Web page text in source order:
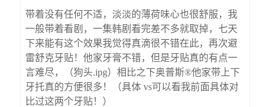
带着没有任何不适，淡淡的薄荷味心也很舒服，我
一般带着看剧，一集韩剧看完差不多就取掉，七天
下来能有这个效果我觉得真滴很不错在此，再次避
雷舒克牙贴！他家牙膏不错，但是牙贴真的有点一
言难尽，（狗头.ipg）相比之下奥普斯®他家带上下
牙托真的方便很多！（具体 vs可以看我前面具体对
比过这两个牙贴！）